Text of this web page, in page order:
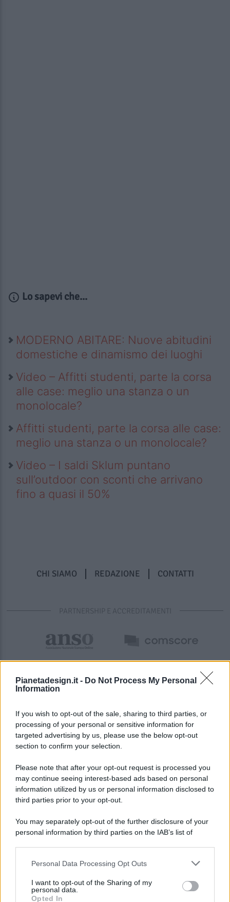
Pianetadesign.it - Do Not Process My Personal
Information
If you wish to opt-out of the sale, sharing to third parties, or
processing of your personal or sensitive information for
targeted advertising by us, please use the below opt-out
section to confirm your selection.
Please note that after your opt-out request is processed you
may continue seeing interest-based ads based on personal
information utilized by us or personal information disclosed to
third parties prior to your opt-out.
You may separately opt-out of the further disclosure of your
personal information by third parties on the IAB’s list of
This information may also be disclosed by us to third parties
disclose it to other third parties.
Personal Data Processing Opt Outs
I want to opt-out of the Sharing of my
personal data.
Opted In
Lo sapevi che...
MODERNO ABITARE: Nuove abitudini
domestiche e dinamismo dei luoghi
Video – Affitti studenti, parte la corsa
alle case: meglio una stanza o un
monolocale?
Affitti studenti, parte la corsa alle case:
meglio una stanza o un monolocale?
Video – I saldi Sklum puntano
sull’outdoor con sconti che arrivano
fino a quasi il 50%
CHI SIAMO REDAZIONE CONTATTI
PARTNERSHIP E ACCREDITAMENTI
© 2026 - Pianeta Design - P.IVA 04827280654 - Testata
Registrata Al Tribunale Di Nocera Inferiore N. 8/2020 - RG N.
ISCRIZIONE AL ROC N. 35792 – ISCRITTA ALL’ANSO
(ASSOCIAZIONE NAZIONALE STAMPA ONLINE)
PREFERENZE PRIVACY